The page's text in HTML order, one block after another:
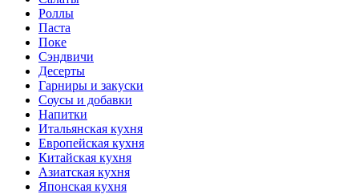
Роллы
Паста
Поке
Сэндвичи
Десерты
Гарниры и закуски
Соусы и добавки
Напитки
Итальянская кухня
Европейская кухня
Китайская кухня
Азиатская кухня
Японская кухня